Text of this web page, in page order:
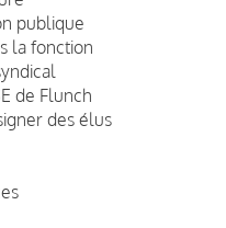
publique
la fonction
de Flunch
des élus